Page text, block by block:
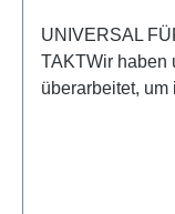
UNIVERSAL
TAKTWir haben
überarbeitet,